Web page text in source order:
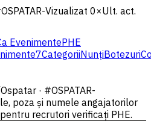
OSPATAR-Vizualizat 0×Ult. act.
EvenimentePHE
7CategoriiNunțiBotezuri
Ospatar · #OSPATAR-
poza și numele angajatorilor
recrutori verificați PHE.